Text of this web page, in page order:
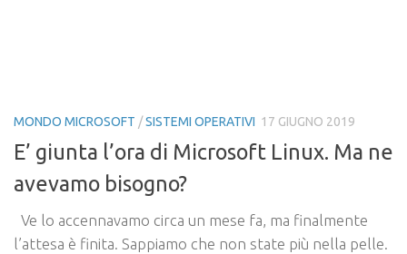
MONDO MICROSOFT /SISTEMI OPERATIVI 17 GIUGNO 2019
E’ giunta l’ora di Microsoft Linux. Ma ne
avevamo bisogno?
Ve lo accennavamo circa un mese fa, ma finalmente
l’attesa è finita. Sappiamo che non state più nella pelle.